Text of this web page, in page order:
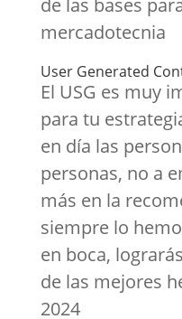
mercadotecnia
User Generated
El USG es muy
para tu
en día las
personas, no a
más en la
siempre lo
en boca,
de las mejores
2024